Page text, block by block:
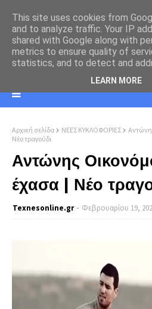
Αρχική σελίδα ΝΕΕΣ ΚΥΚΛΟΦΟΡΙΕΣ
Νέο τραγούδι
Αντώνης
έχασα | Νέο
Texnesοnline.gr Φεβρουαρίου 19,
This site uses cookies from
and to analyze traffic. Your IP
shared with Google along with
metrics to ensure quality of
statistics, and to detect and
LEARN MORE